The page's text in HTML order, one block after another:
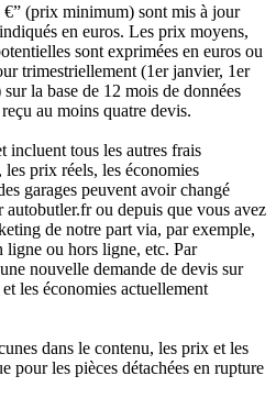
(prix minimum) sont mis à jour
en euros. Les prix moyens,
sont exprimées en euros ou
trimestriellement (1er janvier, 1er
la base de 12 mois de données
au moins quatre devis.
incluent tous les autres frais
prix réels, les économies
garages peuvent avoir changé
ou depuis que vous avez
de notre part via, par exemple,
ligne ou hors ligne, etc. Par
nouvelle demande de devis sur
les économies actuellement
dans le contenu, les prix et les
pour les pièces détachées en rupture